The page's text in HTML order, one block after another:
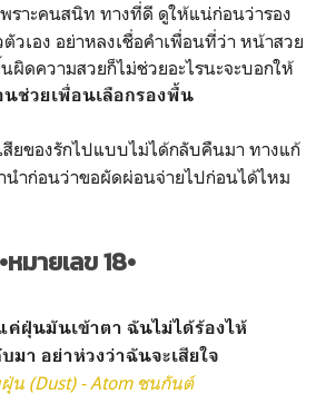
พราะคนสนิท ทางที่ดี ดูให้แน่ก่อนว่ารอง
วเอง อย่าหลงเชื่อคำเพื่อนที่ว่า หน้าสวย
ผิดความสวยก็ไม่ช่วยอะไรนะจะบอกให้
นช่วยเพื่อนเลือกรองพื้น
สียของรักไปแบบไม่ได้กลับคืนมา ทางแก้
นำก่อนว่าขอผัดผ่อนจ่ายไปก่อนได้ไหม
•หมายเลข 18•
ค่ฝุ่นมันเข้าตา ฉันไม่ได้ร้องไห้
มา อย่าห่วงว่าฉันจะเสียใจ
น (Dust) - Atom ชนกันต์